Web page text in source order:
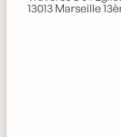
13013 Marseille